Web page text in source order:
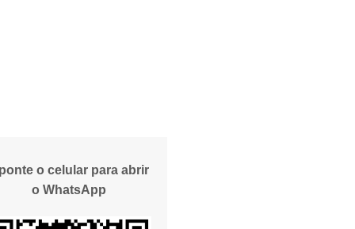
o celular para abrir
o WhatsApp